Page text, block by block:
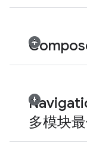
多模块